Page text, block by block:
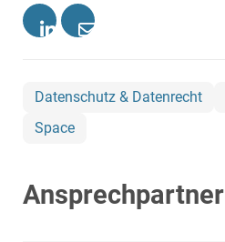
Datenschutz & Datenrecht
Space
Ansprechpartner